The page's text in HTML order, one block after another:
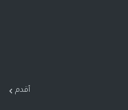
أقدم